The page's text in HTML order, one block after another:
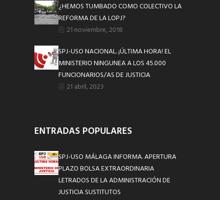
¿HEMOS TUMBADO COMO COLECTIVO LA
REFORMA DE LA LOPJ?
21 noviembre, 2018
SPJ-USO NACIONAL. ¡ÚLTIMA HORA! EL
MINISTERIO NINGUNEA A LOS 45.000
FUNCIONARIOS/AS DE JUSTICIA
21 abril, 2023
ENTRADAS POPULARES
SPJ-USO MÁLAGA INFORMA. APERTURA
PLAZO BOLSA EXTRAORDINARIA
LETRADOS DE LA ADMINISTRACIÓN DE
JUSTICIA SUSTITUTOS